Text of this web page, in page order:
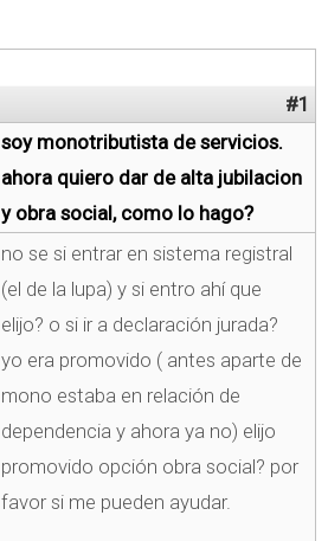
#1
soy monotributista de servicios.
ahora quiero dar de alta jubilacion
y obra social, como lo hago?
no se si entrar en sistema registral
(el de la lupa) y si entro ahí que
elijo? o si ir a declaración jurada?
yo era promovido ( antes aparte de
mono estaba en relación de
dependencia y ahora ya no) elijo
promovido opción obra social? por
favor si me pueden ayudar.